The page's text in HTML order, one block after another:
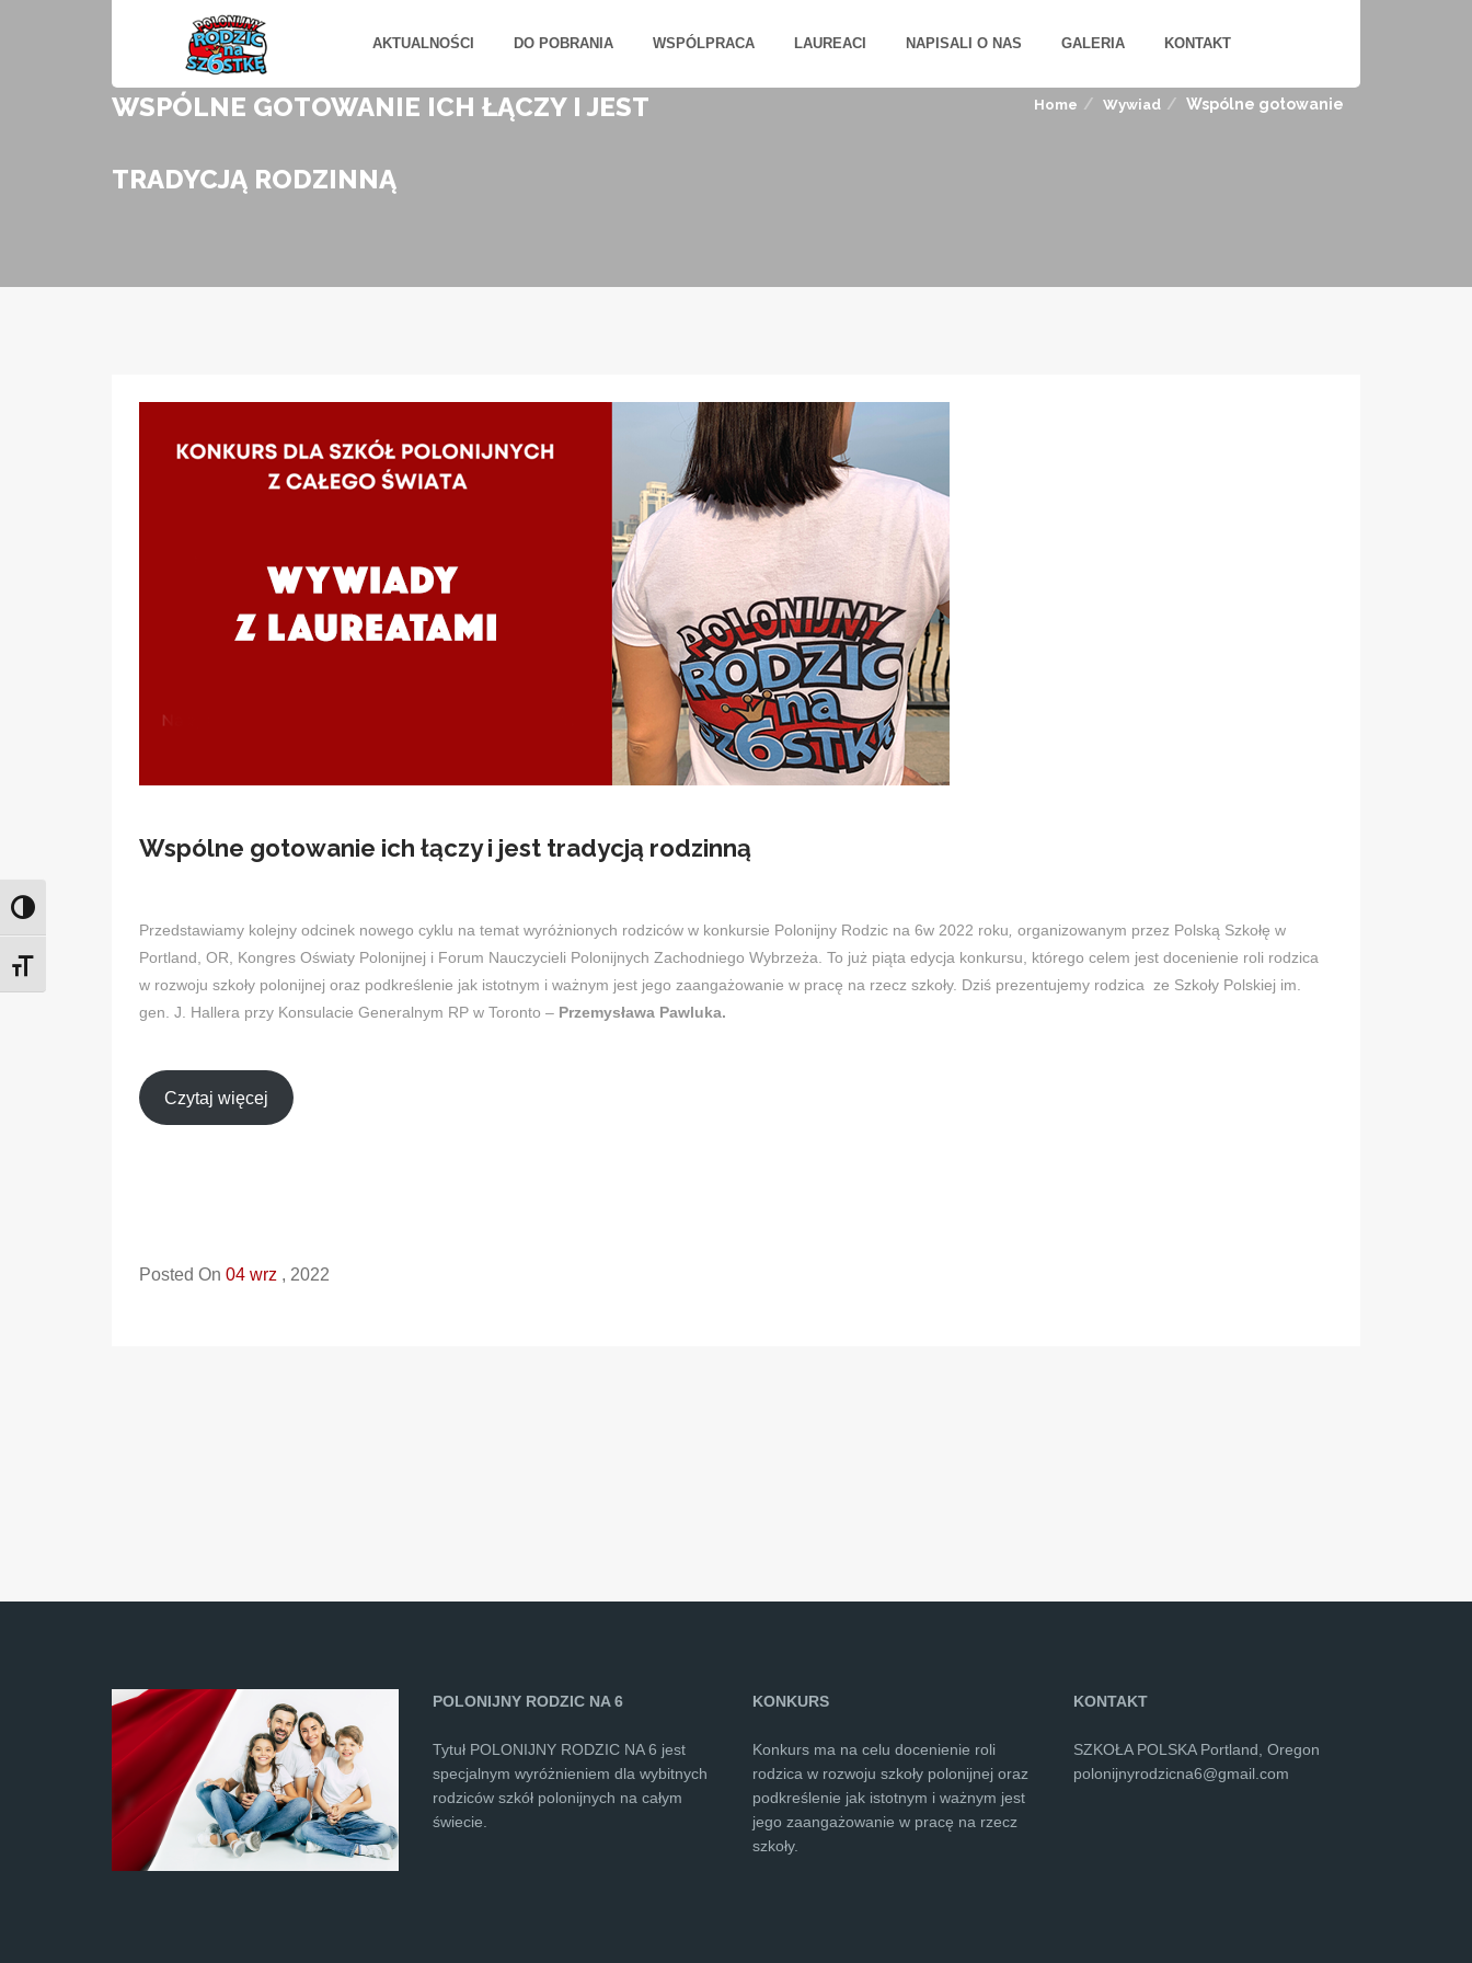
Przełącz wysoki kontrast
Zmień rozmiar czcionek
AKTUALNOŚCI DO POBRANIA WSPÓLPRACA LAUREACI NAPISALI O NAS GALERIA KONTAKT
WSPÓLNE GOTOWANIE ICH ŁĄCZY I JEST
TRADYCJĄ RODZINNĄ
Home Wywiad Wspólne gotowanie
Wspólne gotowanie ich łączy i jest tradycją rodzinną
Przedstawiamy kolejny odcinek nowego cyklu na temat wyróżnionych rodziców w konkursie Polonijny Rodzic na 6w 2022 roku organizowanym przez Polską Szkołę w
Portland, OR, Kongres Oświaty Polonijnej i Forum Nauczycieli Polonijnych Zachodniego Wybrzeża. To już piąta edycja konkursu, którego celem jest docenienie roli rodzica
w rozwoju szkoły polonijnej oraz podkreślenie jak istotnym i ważnym jest jego zaangażowanie w pracę na rzecz szkoły. Dziś prezentujemy rodzica ze Szkoły Polskiej im.
gen. J. Hallera przy Konsulacie Generalnym RP w Toronto – Przemysława Pawluka.
Czytaj więcej
Posted On 04 wrz , 2022
POLONIJNY RODZIC NA 6
Tytuł POLONIJNY RODZIC NA 6 jest
specjalnym wyróżnieniem dla wybitnych
rodziców szkół polonijnych na całym
świecie.
KONKURS
Konkurs ma na celu docenienie roli
rodzica w rozwoju szkoły polonijnej oraz
podkreślenie jak istotnym i ważnym jest
jego zaangażowanie w pracę na rzecz
szkoły.
KONTAKT
SZKOŁA POLSKA Portland, Oregon
polonijnyrodzicna6@gmail.com